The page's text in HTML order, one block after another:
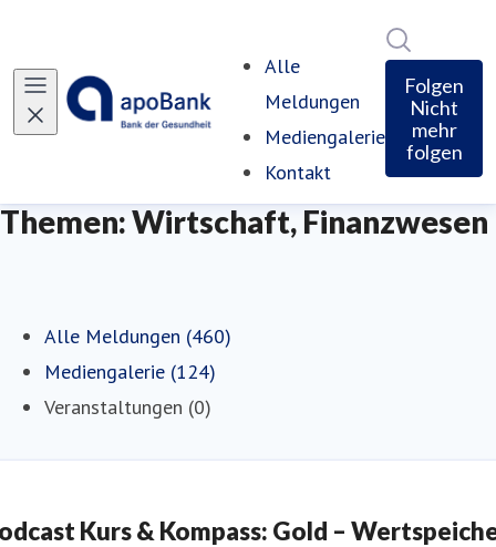
Alle
Meldungen
Mediengalerie
Kontakt
Folgen
Nicht
mehr
folgen
Themen: Wirtschaft, Finanzwesen
Alle Meldungen (460)
Mediengalerie (124)
Veranstaltungen (0)
Kurs & Kompass: Gold –